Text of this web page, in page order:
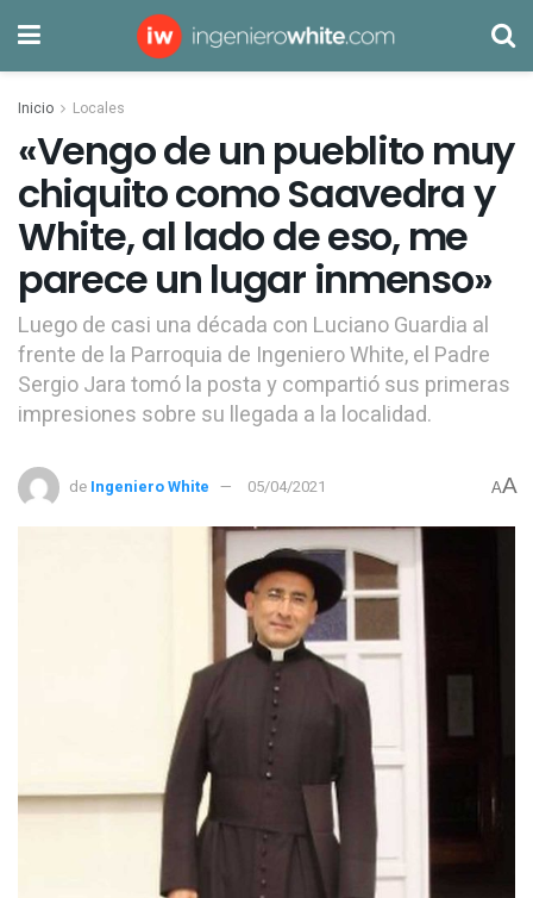
Inicio Locales
«Vengo de un pueblito muy
chiquito como Saavedra y
White, al lado de eso, me
parece un lugar inmenso»
Luego de casi una década con Luciano Guardia al
frente de la Parroquia de Ingeniero White, el Padre
Sergio Jara tomó la posta y compartió sus primeras
impresiones sobre su llegada a la localidad.
de Ingeniero White 05/04/2021 AA